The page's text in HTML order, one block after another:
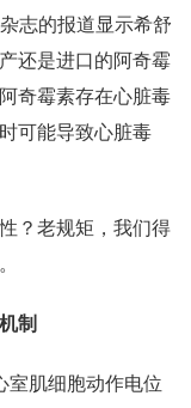
志的报道显示希舒
还是进口的阿奇霉
奇霉素存在心脏毒
可能导致心脏毒
？老规矩，我们得
制
室肌细胞动作电位